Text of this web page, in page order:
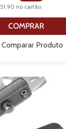
51 90 no cartão
COMPRAR
Comparar Produto